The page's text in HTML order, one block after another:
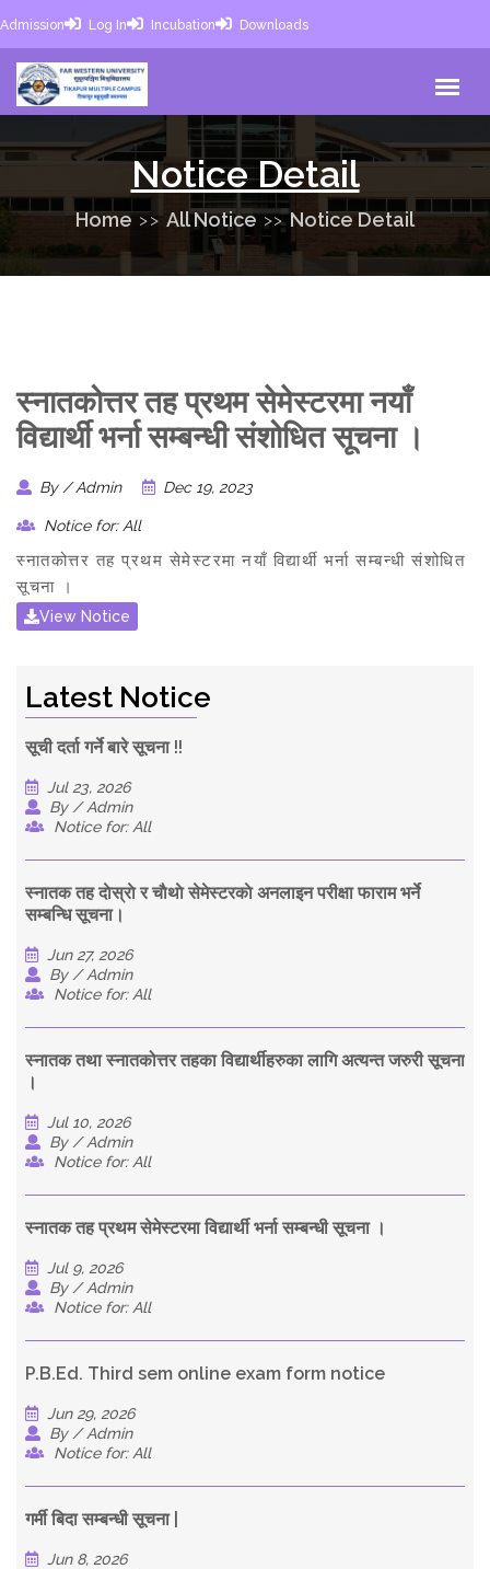
Admission Log In Incubation Downloads
Notice Detail
Home All Notice Notice Detail
स्नातकोत्तर तह प्रथम सेमेस्टरमा नयाँ
विद्यार्थी भर्ना सम्बन्धी संशोधित सूचना ।
By / Admin Dec 19, 2023
Notice for: All
स्नातकोत्तर तह प्रथम सेमेस्टरमा नयाँ विद्यार्थी भर्ना सम्बन्धी संशोधित
सूचना ।
View Notice
Latest Notice
सूची दर्ता गर्ने बारे सूचना !!
Jul 23, 2026
By / Admin
Notice for: All
स्नातक तह दाेस्राे र चाैथाे सेमेस्टरकाे अनलाइन परीक्षा फाराम भर्ने
सम्बन्धि सूचना।
Jun 27, 2026
By / Admin
Notice for: All
स्नातक तथा स्नातकोत्तर तहका विद्यार्थीहरुका लागि अत्यन्त जरुरी सूचना
।
Jul 10, 2026
By / Admin
Notice for: All
स्नातक तह प्रथम सेमेस्टरमा विद्यार्थी भर्ना सम्बन्धी सूचना ।
Jul 9, 2026
By / Admin
Notice for: All
P.B.Ed. Third sem online exam form notice
Jun 29, 2026
By / Admin
Notice for: All
गर्मी बिदा सम्बन्धी सूचना |
Jun 8, 2026